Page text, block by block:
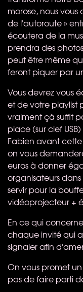
morose, nous
de l'autoroute »
écoutera de la
prendra des
peut être même
feront piquer par
Vous devrez vous
et de votre playlist
vraiment çà suffit
place (sur clef USB)
Fabien avant
on vous
euros à donner
organisateurs
servir pour la
vidéoprojecteur +
En ce qui
chaque invité qui
signaler afin
On vous promet
pas de faire parti